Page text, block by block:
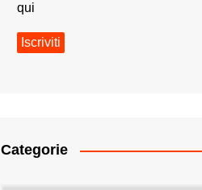
qui
Categorie